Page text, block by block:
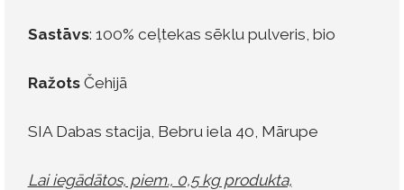
Sastāvs: 100% ceļtekas sēklu pulveris, bio
RažotsČehijā
SIA Dabas stacija, Bebru iela 40, Mārupe
Lai iegādātos, piem., 0,5 kg produkta,